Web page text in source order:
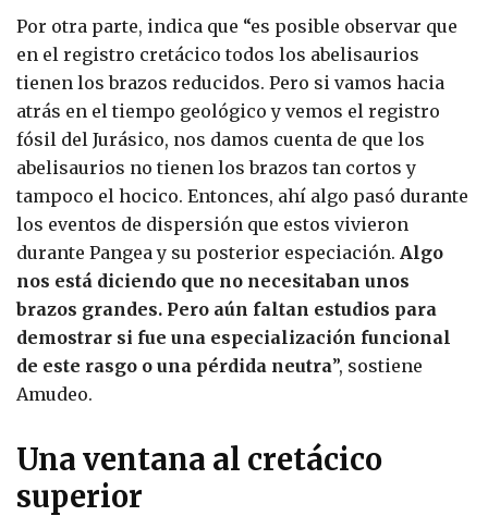
Por otra parte, indica que “es posible observar que
en el registro cretácico todos los abelisaurios
tienen los brazos reducidos. Pero si vamos hacia
atrás en el tiempo geológico y vemos el registro
fósil del Jurásico, nos damos cuenta de que los
abelisaurios no tienen los brazos tan cortos y
tampoco el hocico. Entonces, ahí algo pasó durante
los eventos de dispersión que estos vivieron
durante Pangea y su posterior especiación. Algo
nos está diciendo que no necesitaban unos
brazos grandes. Pero aún faltan estudios para
demostrar si fue una especialización funcional
de este rasgo o una pérdida neutra”, sostiene
Amudeo.
Una ventana al cretácico
superior